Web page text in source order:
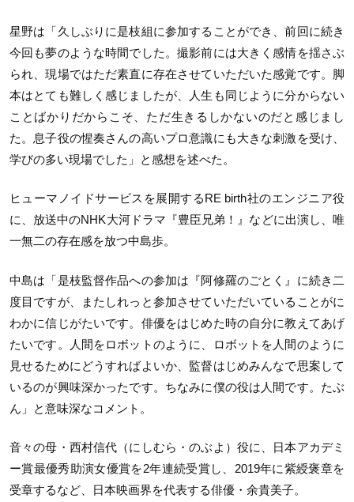
星野は「久しぶりに是枝組に参加することができ、前回に続き
今回も夢のような時間でした。撮影前には大きく感情を揺さぶ
られ、現場ではただ素直に存在させていただいた感覚です。脚
本はとても難しく感じましたが、人生も同じように分からない
ことばかりだからこそ、ただ生きるしかないのだと感じまし
た。息子役の惺奏さんの高いプロ意識にも大きな刺激を受け、
学びの多い現場でした」と感想を述べた。
ヒューマノイドサービスを展開するRE birth社のエンジニア役
に、放送中のNHK大河ドラマ『豊臣兄弟！』などに出演し、唯
一無二の存在感を放つ中島歩。
中島は「是枝監督作品への参加は『阿修羅のごとく』に続き二
度目ですが、またしれっと参加させていただいていることがに
わかに信じがたいです。俳優をはじめた時の自分に教えてあげ
たいです。人間をロボットのように、ロボットを人間のように
見せるためにどうすればよいか、監督はじめみんなで思案して
いるのが興味深かったです。ちなみに僕の役は人間です。たぶ
ん」と意味深なコメント。
音々の母・西村信代（にしむら・のぶよ）役に、日本アカデミ
ー賞最優秀助演女優賞を2年連続受賞し、2019年に紫綬褒章を
受章するなど、日本映画界を代表する俳優・余貴美子。